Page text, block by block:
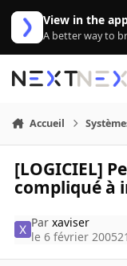
Aller au contenu
View in the
A better way to
Accueil
[LOGICIEL]
compliqué à
Parxaviser
le 6 février 2005